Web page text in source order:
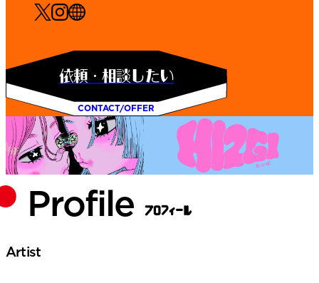
アバウ
ORGANIZATION
SERVICE
Core Divisions
Company
依頼・相談したい
CONTACT/OFFER
Profile プロフィール
Artist